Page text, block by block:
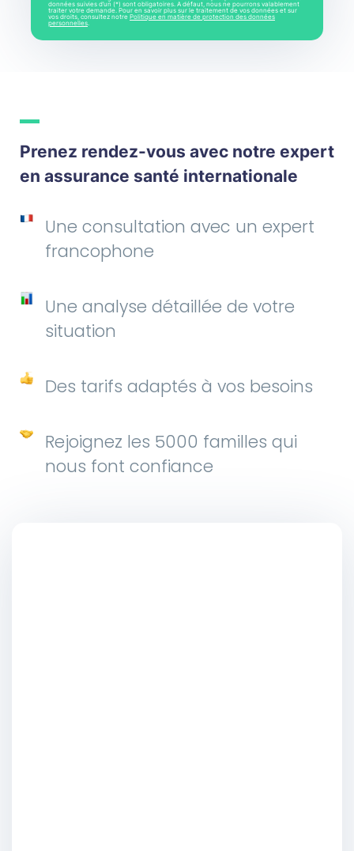
données suivies d’un (*) sont obligatoires. A défaut, nous ne pourrons valablement
traiter votre demande. Pour en savoir plus sur le traitement de vos données et sur
vos droits, consultez notre Politique en matière de protection des données
personnelles.
Prenez rendez-vous avec notre expert
en assurance santé internationale
Une consultation avec un expert
francophone
Une analyse détaillée de votre
situation
Des tarifs adaptés à vos besoins
Rejoignez les 5000 familles qui
nous font confiance